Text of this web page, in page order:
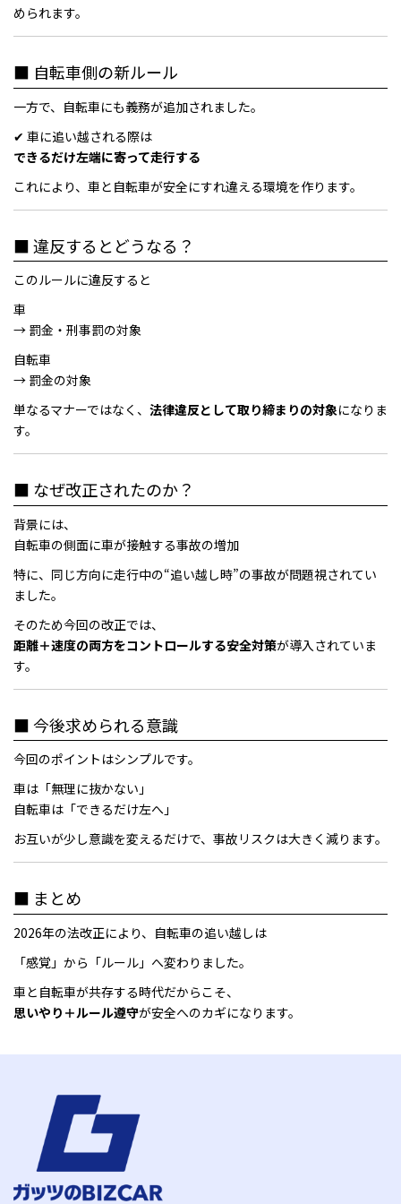
められます。
■ 自転車側の新ルール
一方で、自転車にも義務が追加されました。
✔ 車に追い越される際は
できるだけ左端に寄って走行する
これにより、車と自転車が安全にすれ違える環境を作ります。
■ 違反するとどうなる？
このルールに違反すると
車
→ 罰金・刑事罰の対象
自転車
→ 罰金の対象
単なるマナーではなく、 法律違反として取り締まりの対象になりま
す。
■ なぜ改正されたのか？
背景には、
自転車の側面に車が接触する事故の増加
特に、同じ方向に走行中の“追い越し時”の事故が問題視されてい
ました。
そのため今回の改正では、
距離＋速度の両方をコントロールする安全対策が導入されていま
す。
■ 今後求められる意識
今回のポイントはシンプルです。
車は「無理に抜かない」
自転車は「できるだけ左へ」
お互いが少し意識を変えるだけで、事故リスクは大きく減ります。
■ まとめ
2026年の法改正により、自転車の追い越しは
「感覚」から「ルール」へ変わりました。
車と自転車が共存する時代だからこそ、
思いやり＋ルール遵守が安全へのカギになります。